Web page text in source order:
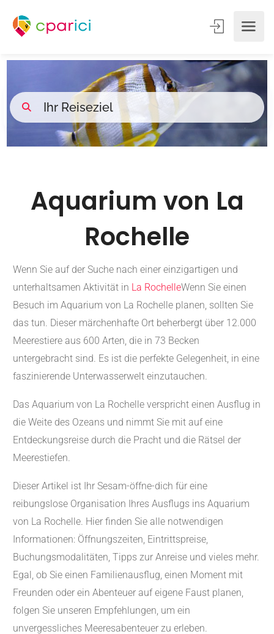
Aquarium von La
Rochelle
Wenn Sie auf der Suche nach einer einzigartigen und
unterhaltsamen Aktivität in La RochelleWenn Sie einen
Besuch im Aquarium von La Rochelle planen, sollten Sie
das tun. Dieser märchenhafte Ort beherbergt über 12.000
Meerestiere aus 600 Arten, die in 73 Becken
untergebracht sind. Es ist die perfekte Gelegenheit, in eine
faszinierende Unterwasserwelt einzutauchen.
Das Aquarium von La Rochelle verspricht einen Ausflug in
die Weite des Ozeans und nimmt Sie mit auf eine
Entdeckungsreise durch die Pracht und die Rätsel der
Meerestiefen.
Dieser Artikel ist Ihr Sesam-öffne-dich für eine
reibungslose Organisation Ihres Ausflugs ins Aquarium
von La Rochelle. Hier finden Sie alle notwendigen
Informationen: Öffnungszeiten, Eintrittspreise,
Buchungsmodalitäten, Tipps zur Anreise und vieles mehr.
Egal, ob Sie einen Familienausflug, einen Moment mit
Freunden oder ein Abenteuer auf eigene Faust planen,
folgen Sie unseren Empfehlungen, um ein
unvergessliches Meeresabenteuer zu erleben.